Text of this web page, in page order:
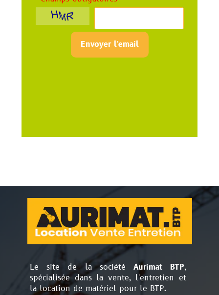
Le site de la société Aurimat BTP,
spécialisée dans la vente, l'entretien et
la location de matériel pour le BTP.
Envoyer l'email